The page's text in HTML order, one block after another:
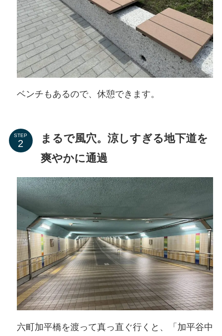
ベンチもあるので、休憩できます。
STEP
まるで風穴。涼しすぎる地下道を
爽やかに通過
六町加平橋を渡って真っ直ぐ行くと、「加平谷中